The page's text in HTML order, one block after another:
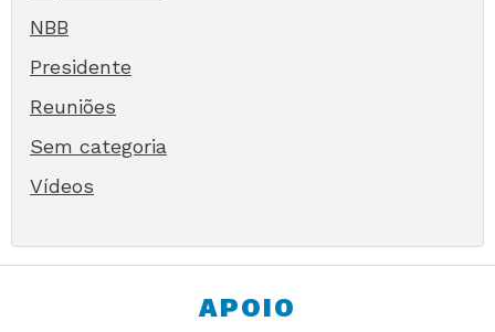
NBB
Presidente
Reuniões
Sem categoria
Vídeos
APOIO